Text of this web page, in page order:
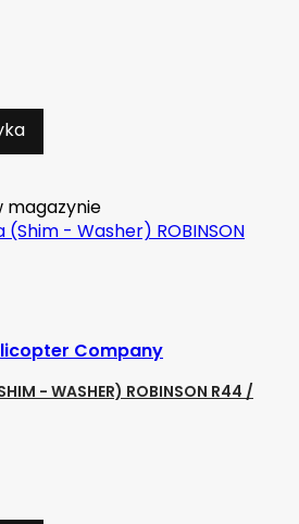
magazynie
Company
- WASHER) ROBINSON R44 /